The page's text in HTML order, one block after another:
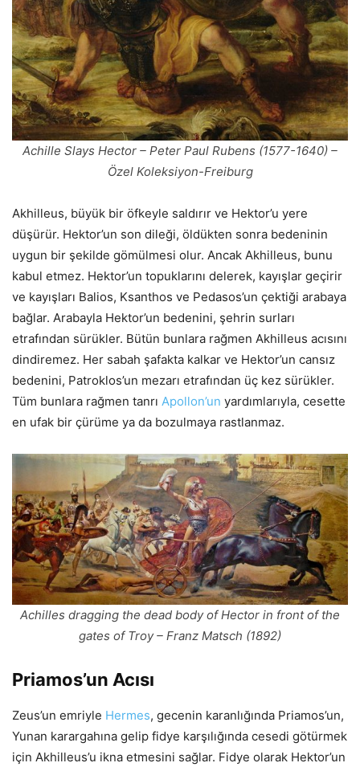
Achille Slays Hector – Peter Paul Rubens (1577-1640) –
Özel Koleksiyon-Freiburg
Akhilleus, büyük bir öfkeyle saldırır ve Hektor’u yere
düşürür. Hektor’un son dileği, öldükten sonra bedeninin
uygun bir şekilde gömülmesi olur. Ancak Akhilleus, bunu
kabul etmez. Hektor’un topuklarını delerek, kayışlar geçirir
ve kayışları Balios, Ksanthos ve Pedasos’un çektiği arabaya
bağlar. Arabayla Hektor’un bedenini, şehrin surları
etrafından sürükler. Bütün bunlara rağmen Akhilleus acısını
dindiremez. Her sabah şafakta kalkar ve Hektor’un cansız
bedenini, Patroklos’un mezarı etrafından üç kez sürükler.
Tüm bunlara rağmen tanrı Apollon’un yardımlarıyla, cesette
en ufak bir çürüme ya da bozulmaya rastlanmaz.
Achilles dragging the dead body of Hector in front of the
gates of Troy – Franz Matsch (1892)
Priamos’un Acısı
Zeus’un emriyle Hermes, gecenin karanlığında Priamos’un,
Yunan karargahına gelip fidye karşılığında cesedi götürmek
için Akhilleus’u ikna etmesini sağlar. Fidye olarak Hektor’un